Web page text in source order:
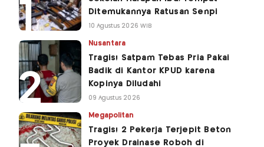
Ditemukannya Ratusan Senpi
10 Agustus 2026 WIB
Nusantara
Tragis! Satpam Tebas Pria Pakai
Badik di Kantor KPUD karena
Kopinya Diludahi
09 Agustus 2026
Megapolitan
Tragis! 2 Pekerja Terjepit Beton
Proyek Drainase Roboh di